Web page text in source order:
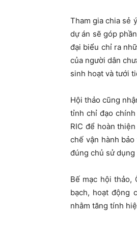
Tham gia chia sẻ
dự án sẽ góp
đại biểu chỉ ra
của người dân
sinh hoạt và tưới
Hội thảo cũng
tỉnh chỉ đạo
RIC để hoàn
chế vận hành
đúng chủ sử
Bế mạc hội thảo,
bạch, hoạt động
nhằm tăng tính